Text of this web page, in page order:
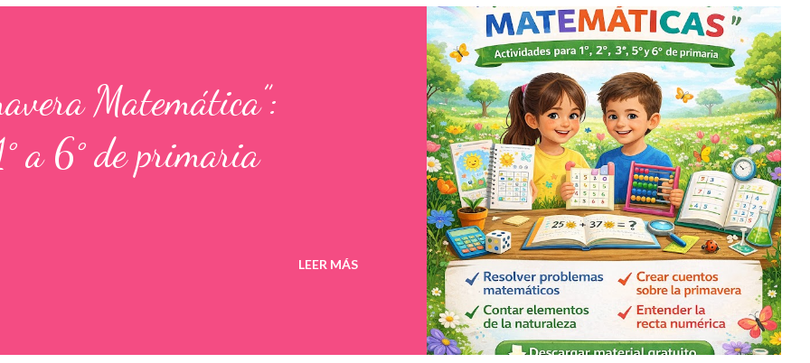
Matemática”:
a 6° de primaria
LEER MÁS